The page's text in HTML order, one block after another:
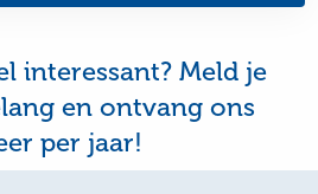
interessant? Meld je
en ontvang ons
per jaar!